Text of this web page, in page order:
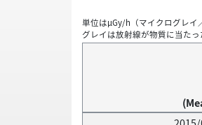
単位はμGy/h（マイクログレイ
グレイは放射線が物質に当た